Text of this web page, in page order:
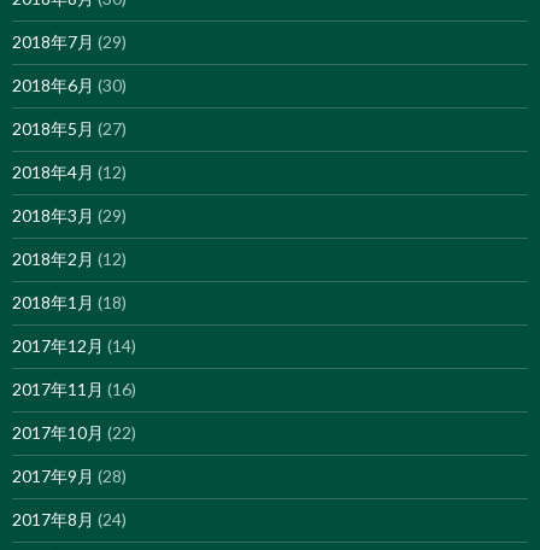
2018年7月 (29)
2018年6月 (30)
2018年5月 (27)
2018年4月 (12)
2018年3月 (29)
2018年2月 (12)
2018年1月 (18)
2017年12月 (14)
2017年11月 (16)
2017年10月 (22)
2017年9月 (28)
2017年8月 (24)